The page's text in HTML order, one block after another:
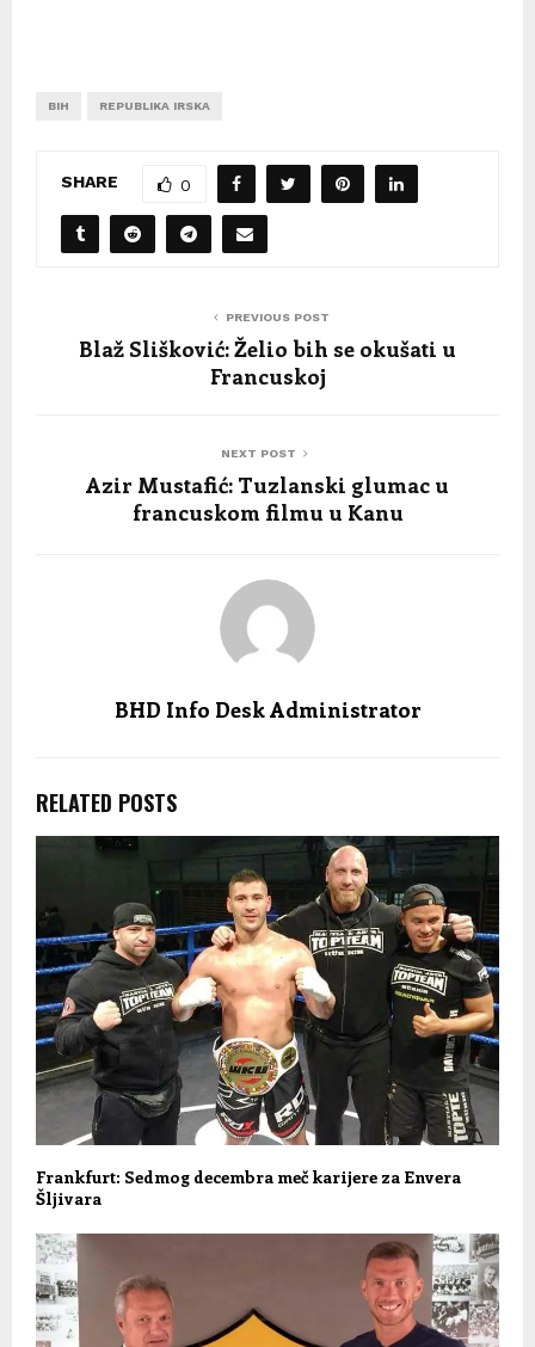
BIH REPUBLIKA IRSKA
SHARE 0
PREVIOUS POST
Blaž Slišković: Želio bih se okušati u
Francuskoj
NEXT POST
Azir Mustafić: Tuzlanski glumac u
francuskom filmu u Kanu
BHD Info Desk Administrator
RELATED POSTS
Frankfurt: Sedmog decembra meč karijere za Envera
Šljivara